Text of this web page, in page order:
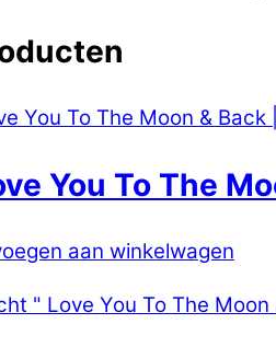
You To The
aan winkelwagen